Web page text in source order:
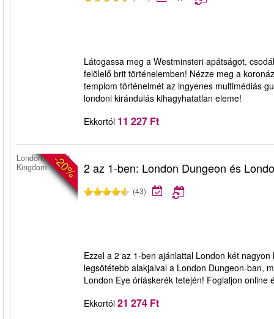
Látogassa meg a Westminsteri apátságot,
felölelő brit történelemben! Nézze meg a
templom történelmét az ingyenes multimédiás
londoni kirándulás kihagyhatatlan eleme!
Ekkortól 11 227 Ft
-20%
London, United
Kingdom
2 az 1-ben: London Dungeon és
(43)
Ezzel a 2 az 1-ben ajánlattal London két
legsötétebb alakjaival a London Dungeon-ban,
London Eye óriáskerék tetején! Foglaljon online
Ekkortól 21 274 Ft